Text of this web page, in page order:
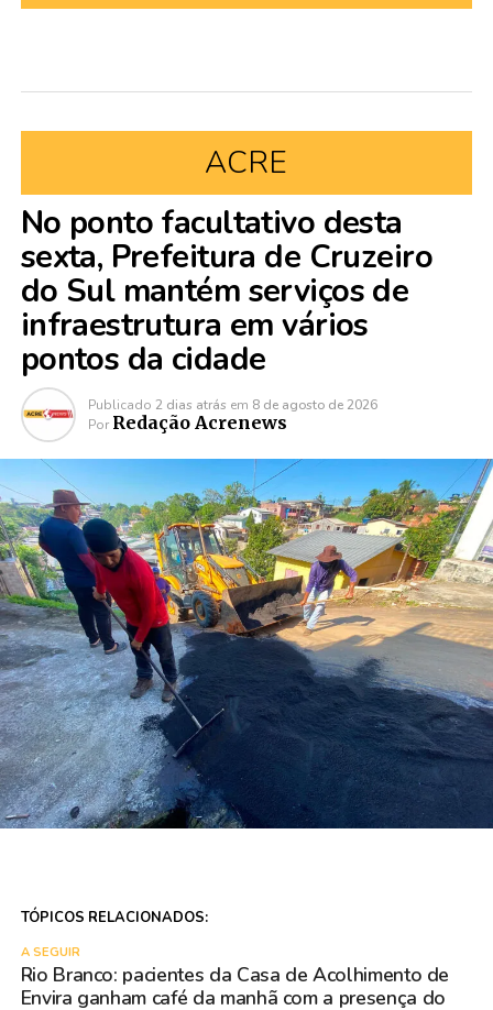
ACRE
No ponto facultativo desta
sexta, Prefeitura de Cruzeiro
do Sul mantém serviços de
infraestrutura em vários
pontos da cidade
Publicado 2 dias atrás em 8 de agosto de 2026
Por Redação Acrenews
TÓPICOS RELACIONADOS:
A SEGUIR
Rio Branco: pacientes da Casa de Acolhimento de
Envira ganham café da manhã com a presença do